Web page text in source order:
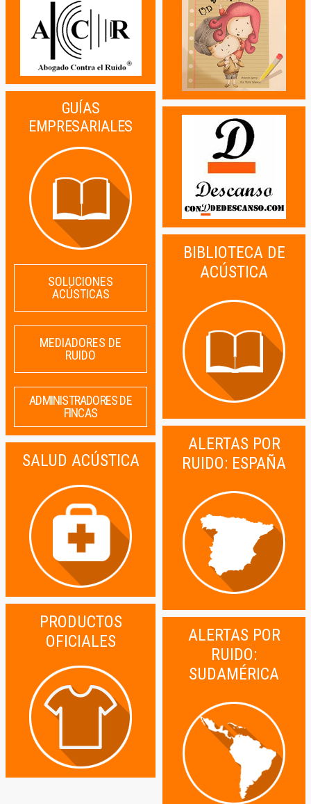
GUÍAS
EMPRESARIALES
SOLUCIONES
ACÚSTICAS
MEDIADORES DE
RUIDO
ADMINISTRADORES DE
FINCAS
SALUD ACÚSTICA
PRODUCTOS
OFICIALES
BIBLIOTECA DE
ACÚSTICA
ALERTAS POR
RUIDO: ESPAÑA
ALERTAS POR
RUIDO:
SUDAMÉRICA